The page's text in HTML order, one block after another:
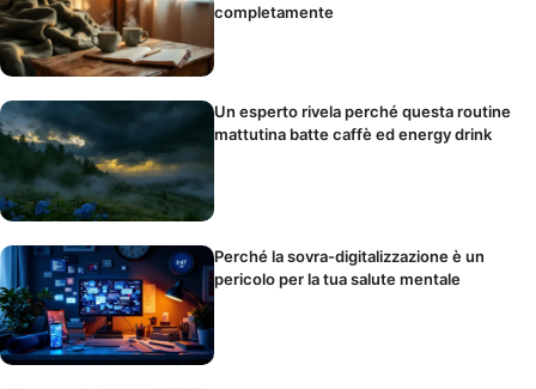
completamente
Un esperto rivela perché questa routine
mattutina batte caffè ed energy drink
Perché la sovra-digitalizzazione è un
pericolo per la tua salute mentale